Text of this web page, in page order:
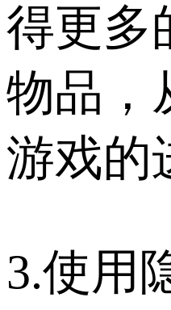
得更多
物品，
游戏的
3.使用